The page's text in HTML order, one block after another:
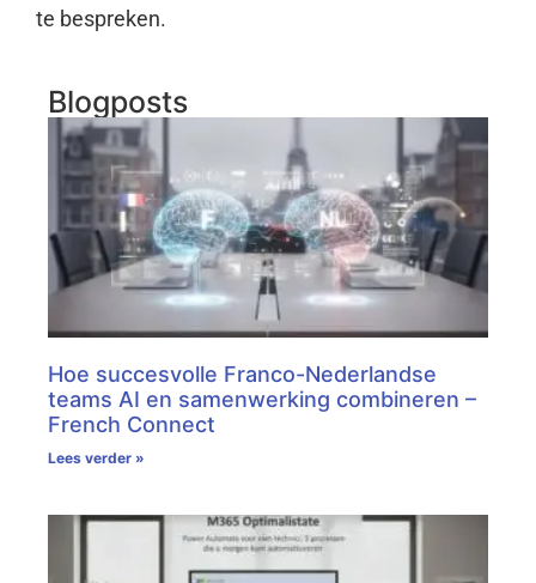
te bespreken.
Blogposts
Hoe succesvolle Franco-Nederlandse
teams AI en samenwerking combineren –
French Connect
Lees verder »